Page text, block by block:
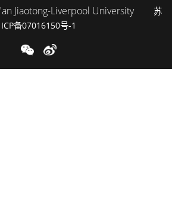
Jiaotong-Liverpool University
苏
ICP备07016150号-1